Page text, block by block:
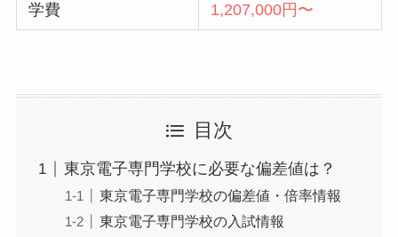
学費 1,207,000円〜
目次
東京電子専門学校に必要な偏差値は？
東京電子専門学校の偏差値・倍率情報
東京電子専門学校の入試情報